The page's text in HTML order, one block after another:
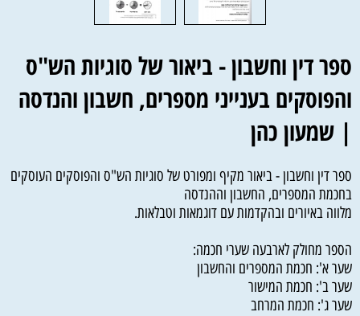
ספר דין וחשבון - ביאור של סוגיות הש"ס
והפוסקים בענייני מספרים, חשבון והנדסה
| שמעון כהן
ספר דין וחשבון - ביאור מקיף ומפורט של סוגיות הש"ס והפוסקים העוסקים
בחכמת המספרים, החשבון וההנדסה
מלווה באיורים ובהקדמות עם דוגמאות וטבלאות.
הספר מחולק לארבעה שערי חכמה:
שער א': חכמת המספרים והחשבון
שער ב': חכמת המישור
שער ג': חכמת המרחב